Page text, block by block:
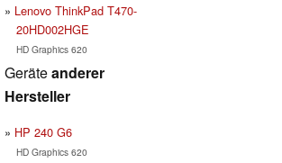
Lenovo ThinkPad T470-
20HD002HGE
HD Graphics 620
Geräteanderer
Hersteller
HP 240 G6
HD Graphics 620